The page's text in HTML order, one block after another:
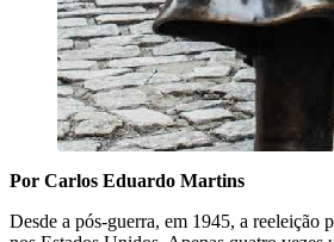
Por Carlos Eduardo Martins
Desde a pós-guerra, em 1945, a reeleição